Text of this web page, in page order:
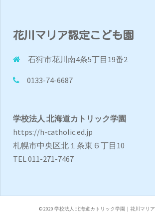
花川マリア認定こども園
石狩市花川南4条5丁目19番2
0133-74-6687
学校法人 北海道カトリック学園
https://h-catholic.ed.jp
札幌市中央区北１条東６丁目10
TEL 011-271-7467
© 2020 学校法人 北海道カトリック学園｜花川マリ